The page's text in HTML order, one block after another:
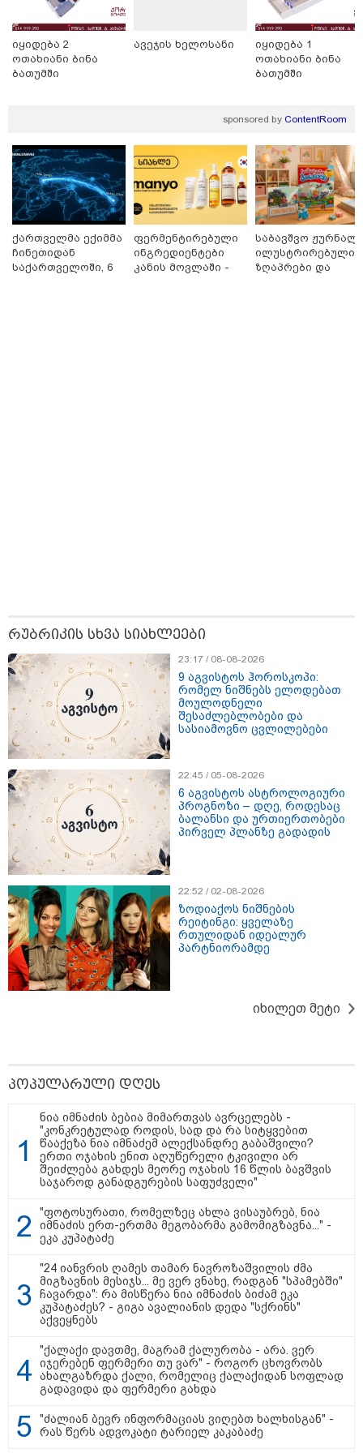
23:04 / 09-08-2026
ცნობილია, თუ სად შეძლებენ მშობლები სასურველი
ზომისა და მოდელის სასკოლო ფორმების შეძენას
17:32 / 09-08-2026
კიდევ ერთ დაკარგულს ოჯახი 10 წელია ეძებს - რას
ამბობს 26 წლის ახალაგაზრდის დედა?
17:12 / 09-08-2026
უნცია ოქრო დღიურად 101
დოლარით გაძვირდა - რა ღირს
გრამი საქართველოში?
ჰოლდინგისგან"
13:36 / 09-08-2026
24 წლის ფეხბურთელს თამაშის
დროს ელვამ დაარტყა,
დაშავდა 12 ადამიანი -
ვრცელდება ტრაგიკული
მომენტის ამსახველი კადრები
ტაილანდიდან
ჩვენი ცხოვრება შენთან ერთად
ასეთ არარომანტიკულ ფაზაში
შევიდოდა" - თეონა კონტრიძე
ქორწინებიდან 18 წლის თავზე
თბილისი - ანტალია 772.00
ლარიდან
იყიდება 2
ოთახიანი ბინა
ბათუმში
ავეჯის ხელოსანი
იყიდება 1
ოთახიანი ბინა
ბათუმში
sponsored by ContentRoom
ქართველმა ექიმმა
ჩინეთიდან
საქართველოში, 6
ფერმენტირებული
ინგრედიენტები
კანის მოვლაში -
საბავშვო
ილუსტრირებული
ზღაპრები და
რუბრიკის სხვა სიახლეები
23:17 / 08-08-2026
9 აგვისტოს ჰოროსკოპი:
რომელ ნიშნებს ელოდებათ
მოულოდნელი
შესაძლებლობები და
სასიამოვნო ცვლილებები
22:45 / 05-08-2026
6 აგვისტოს ასტროლოგიური
პროგნოზი – დღე, როდესაც
ბალანსი და ურთიერთობები
პირველ პლანზე გადადის
22:52 / 02-08-2026
ზოდიაქოს ნიშნების
რეიტინგი: ყველაზე
რთულიდან იდეალურ
პარტნიორამდე
იხილეთ მეტი
პოპულარული დღეს
ნია იმნაძის ბებია მიმართვას ავრცელებს -
"კონკრეტულად როდის, სად და რა სიტყვებით
წააქეზა ნია იმნაძემ ალექსანდრე გაბაშვილი?
ერთი ოჯახის ენით აღუწერელი ტკივილი არ
შეიძლება გახდეს მეორე ოჯახის 16 წლის ბავშვის
საჯაროდ განადგურების საფუძველი"
"ფოტოსურათი, რომელზეც ახლა ვისაუბრებ, ნია
იმნაძის ერთ-ერთმა მეგობარმა გამომიგზავნა..." -
ეკა კუპატაძე
"24 იანვრის ღამეს თამარ ნავროზაშვილის ძმა
მიგზავნის მესიჯს... მე ვერ ვნახე, რადგან "სპამებში"
ჩავარდა": რა მისწერა ნია იმნაძის ბიძამ ეკა
კუპატაძეს? - გიგა ავალიანის დედა "სქრინს"
აქვეყნებს
"ქალაქი დავთმე, მაგრამ ქალურობა - არა. ვერ
იჯერებენ ფერმერი თუ ვარ" - როგორ ცხოვრობს
ახალგაზრდა ქალი, რომელიც ქალაქიდან სოფლად
გადავიდა და ფერმერი გახდა
"ძალიან ბევრ ინფორმაციას ვიღებთ ხალხისგან" -
რას წერს ადვოკატი ტარიელ კაკაბაძე